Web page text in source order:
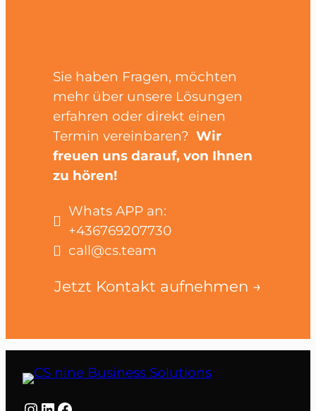
Sie haben Fragen, möchten
mehr über unsere Lösungen
erfahren oder direkt einen
Termin vereinbaren? Wir
freuen uns darauf, von Ihnen
zu hören!
Whats APP an:
+436769207730
call@cs.team
Jetzt Kontakt aufnehmen →